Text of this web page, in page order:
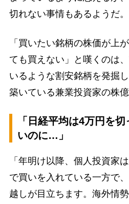
切れない事情もあるようだ。
「買いたい銘柄の株価が上
ても買えない」と嘆くのは
いるような割安銘柄を発掘
築いている兼業投資家の株億
「日経平均は4万円を
いのに…」
「年明け以降、個人投資家
で買いを入れている一方で
越しが目立ちます。海外情